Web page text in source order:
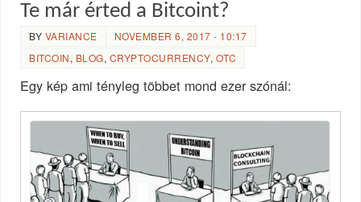
Te már érted a Bitcoint?
BY VARIANCE
NOVEMBER 6, 2017 - 10:17
BITCOIN, BLOG, CRYPTOCURRENCY, OTC
Egy kép ami tényleg többet mond ezer szónál: